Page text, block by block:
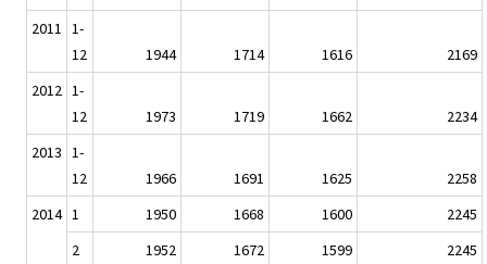
2011 1-
12
1944 1714 1616
2169
2012 1-
12
1973 1719 1662
2234
2013 1-
12
1966 1691 1625
2258
2014 1 1950 1668 1600
2245
2
1952 1672 1599
2245